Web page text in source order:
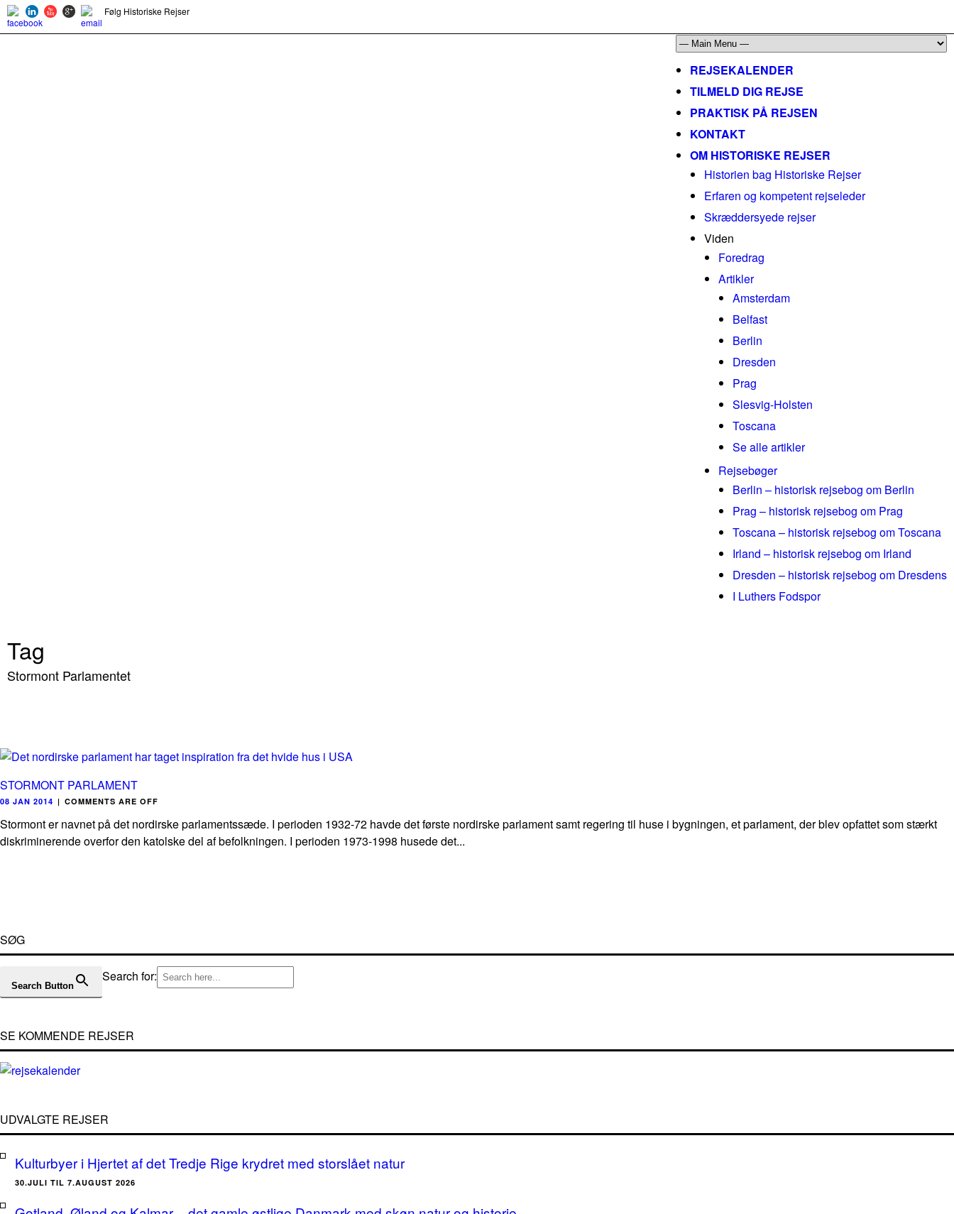
Følg Historiske Rejser
REJSEKALENDER
TILMELD DIG REJSE
PRAKTISK PÅ REJSEN
KONTAKT
OM HISTORISKE REJSER
Historien bag Historiske Rejser
Erfaren og kompetent rejseleder
Skræddersyede rejser
Viden
Foredrag
Artikler
Amsterdam
Belfast
Berlin
Dresden
Prag
Slesvig-Holsten
Toscana
Se alle artikler
Rejsebøger
Berlin – historisk rejsebog om Berlin
Prag – historisk rejsebog om Prag
Toscana – historisk rejsebog om Toscana
Irland – historisk rejsebog om Irland
Dresden – historisk rejsebog om Dresdens
I Luthers Fodspor
Tag
Stormont Parlamentet
STORMONT PARLAMENT
08 JAN 2014 | COMMENTS ARE OFF
Stormont er navnet på det nordirske parlamentssæde. I perioden 1932-72 havde det første nordirske parlament samt regering til huse i bygningen, et parlament, der blev opfattet som stærkt
diskriminerende overfor den katolske del af befolkningen. I perioden 1973-1998 husede det...
SØG
Search for:
Search Button
SE KOMMENDE REJSER
UDVALGTE REJSER
Kulturbyer i Hjertet af det Tredje Rige krydret med storslået natur
30.JULI TIL 7.AUGUST 2026